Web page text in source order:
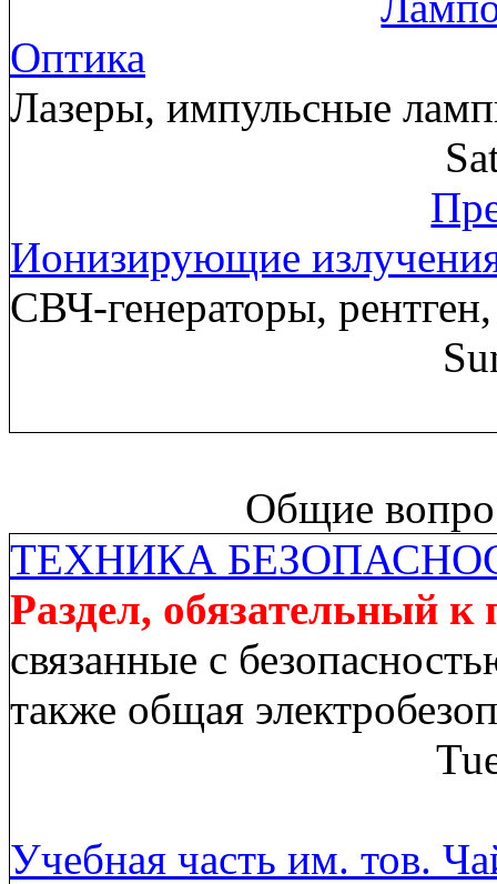
Оптика
Лазеры, импульсные
Ионизирующие
СВЧ-генераторы,
Общие
ТЕХНИКА
Раздел, обязательный к
связанные с
также общая
Учебная часть им. тов.